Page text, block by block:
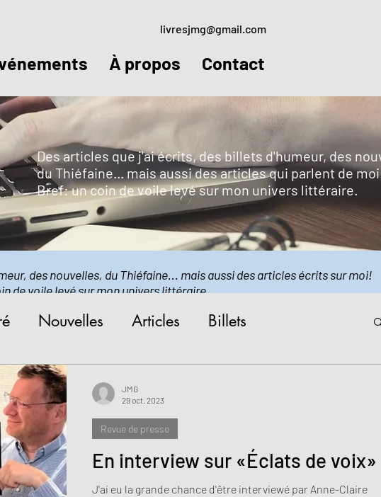
livresjmg@gmail.com
À propos Contact
Des articles que j'ai écrits, des billets d'humeur, des
du Thiéfaine... mais aussi des articles qui parlent de
Bref: un coin de voile levé sur mon univers littéraire.
des nouvelles, du Thiéfaine... mais aussi des articles écrits sur moi!
de voile levé sur mon univers littéraire.
Nouvelles Articles Billets
littéraires
En interview sur «Éclats de voix»
J'ai eu la grande chance d'être interviewé par Anne-Claire
Revue de presse
JMG
29 oct. 2023